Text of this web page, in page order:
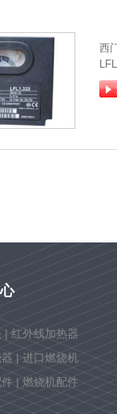
西
| 红外线加热器
| 进口燃烧机
| 燃烧机配件